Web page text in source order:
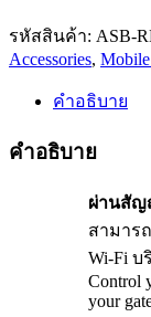
รหัสสินค้า: ASB-
Accessories,
คำอธิบาย
คำอธิบาย
ผ่านสัญ
สามาร
Wi-Fi
Control
your